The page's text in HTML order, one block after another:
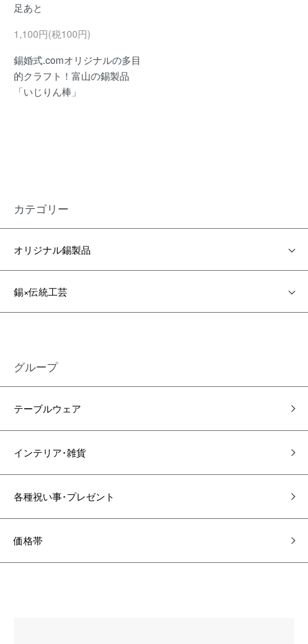
足あと
1,100円(税100円)
錫婚式.comオリジナルの多目
的クラフト！富山の錫製品
「いじりん棒」
カテゴリー
オリジナル錫製品
錫×伝統工芸
グループ
テーブルウェア
インテリア･雑貨
各種祝い事･プレゼント
価格帯